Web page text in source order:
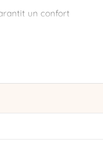
un confort
et un col